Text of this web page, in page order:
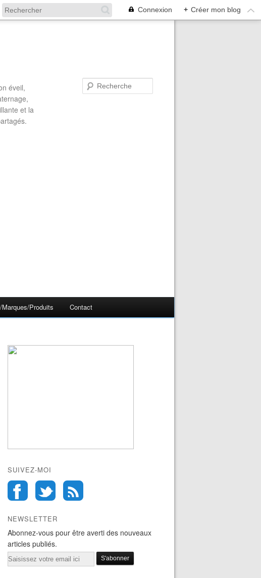
Connexion + Créer mon blog
éveil,
et la
Produits Contact
SUIVEZ-MOI
NEWSLETTER
Abonnez-vous pour être averti des nouveaux
articles publiés.
Email